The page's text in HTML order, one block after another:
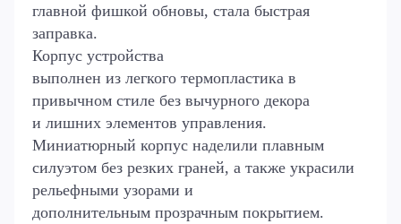
главной фишкой обновы, стала быстрая
заправка.
Корпус устройства
выполнен из легкого термопластика в
привычном стиле без вычурного декора
и лишних элементов управления.
Миниатюрный корпус наделили плавным
силуэтом без резких граней, а также украсили
рельефными узорами и
дополнительным прозрачным покрытием.